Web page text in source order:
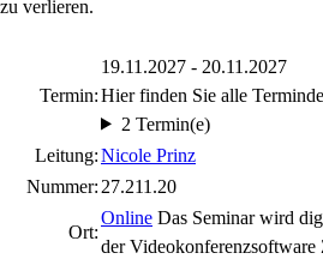
zu verlieren.
Termin:
19.11.2027 - 20.11.2027
Hier finden Sie alle
2 Termin(e)
Leitung:Nicole Prinz
Nummer: 27.211.20
Ort:
Online Das Seminar wird
der